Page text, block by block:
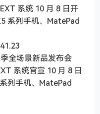
系统 10 月 8 日开
系列手机、MatePad
全场景新品发布会
系统官宣 10 月 8 日
列手机、MatePad